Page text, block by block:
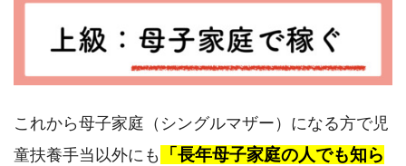
これから母子家庭（シングルマザー）になる方で児
童扶養手当以外にも
「長年母子家庭の人でも知ら